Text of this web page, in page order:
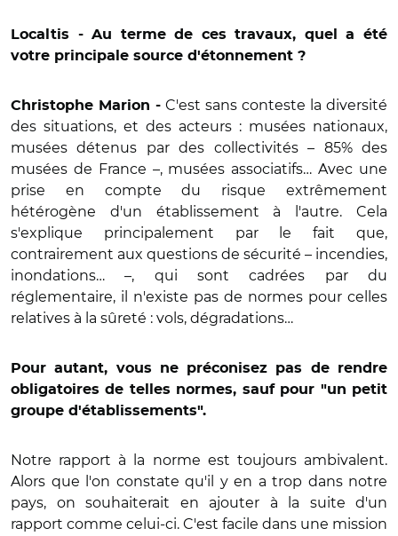
Localtis - Au terme de ces travaux, quel a été
votre principale source d'étonnement ?
Christophe Marion - C'est sans conteste la diversité
des situations, et des acteurs : musées nationaux,
musées détenus par des collectivités – 85% des
musées de France –, musées associatifs… Avec une
prise en compte du risque extrêmement
hétérogène d'un établissement à l'autre. Cela
s'explique principalement par le fait que,
contrairement aux questions de sécurité – incendies,
inondations… –, qui sont cadrées par du
réglementaire, il n'existe pas de normes pour celles
relatives à la sûreté : vols, dégradations…
Pour autant, vous ne préconisez pas de rendre
obligatoires de telles normes, sauf pour "un petit
groupe d'établissements".
Notre rapport à la norme est toujours ambivalent.
Alors que l'on constate qu'il y en a trop dans notre
pays, on souhaiterait en ajouter à la suite d'un
rapport comme celui-ci. C'est facile dans une mission